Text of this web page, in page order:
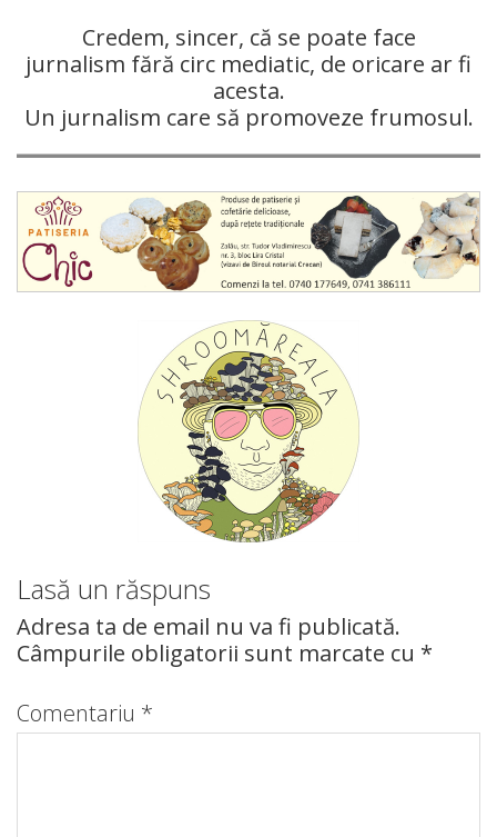
Credem, sincer, că se poate face
jurnalism fără circ mediatic, de oricare ar fi
acesta.
Un jurnalism care să promoveze frumosul.
Lasă un răspuns
Adresa ta de email nu va fi publicată.
Câmpurile obligatorii sunt marcate cu *
Comentariu *